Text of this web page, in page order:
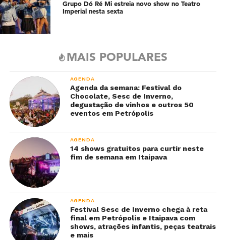
Grupo Dó Ré Mi estreia novo show no Teatro
Imperial nesta sexta
MAIS POPULARES
AGENDA
Agenda da semana: Festival do
Chocolate, Sesc de Inverno,
degustação de vinhos e outros 50
eventos em Petrópolis
AGENDA
14 shows gratuitos para curtir neste
fim de semana em Itaipava
AGENDA
Festival Sesc de Inverno chega à reta
final em Petrópolis e Itaipava com
shows, atrações infantis, peças teatrais
e mais